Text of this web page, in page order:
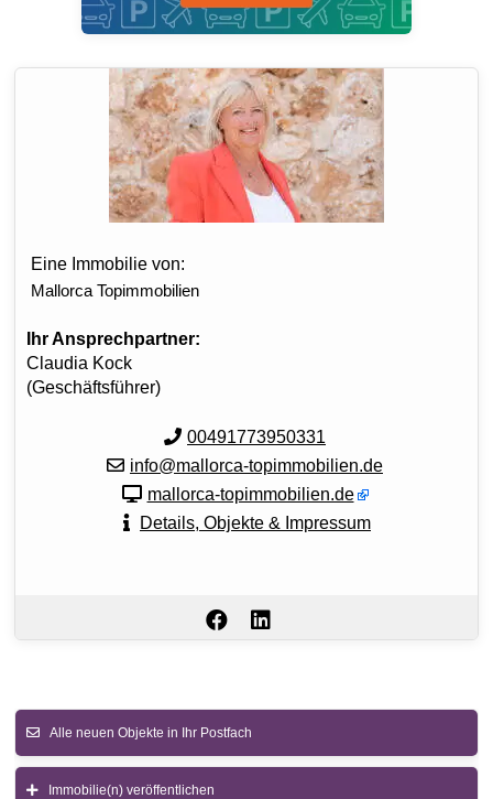
Eine Immobilie von:
Mallorca Topimmobilien
Ihr Ansprechpartner:
Claudia Kock
(Geschäftsführer)
00491773950331
info@mallorca-topimmobilien.de
mallorca-topimmobilien.de
Details, Objekte & Impressum
Alle neuen Objekte in Ihr Postfach
Immobilie(n) veröffentlichen